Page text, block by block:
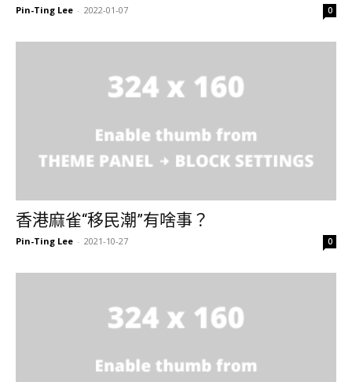
Pin-Ting Lee - 2022-01-07 0
香港麻雀“移民潮”有啥事？
Pin-Ting Lee - 2021-10-27 0